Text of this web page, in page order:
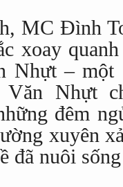
MC Đình
xoay
Nhựt –
Nhựt
đêm
xuyên
đã nuôi